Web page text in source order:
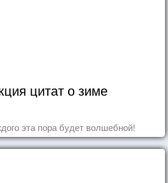
цитат о зиме
эта пора будет волшебной!